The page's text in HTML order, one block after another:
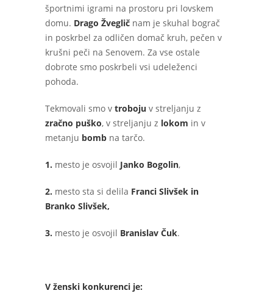
športnimi igrami na prostoru pri lovskem
domu. Drago Žveglič nam je skuhal bograč
in poskrbel za odličen domač kruh, pečen v
krušni peči na Senovem. Za vse ostale
dobrote smo poskrbeli vsi udeleženci
pohoda.
Tekmovali smo v troboju v streljanju z
zračno puško, v streljanju z lokom in v
metanju bomb na tarčo.
1. mesto je osvojil Janko Bogolin,
2. mesto sta si delila Franci Slivšek in
Branko Slivšek,
3. mesto je osvojil Branislav Čuk.
V ženski konkurenci je: